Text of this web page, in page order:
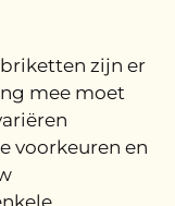
zijn er
mee moet
voorkeuren en